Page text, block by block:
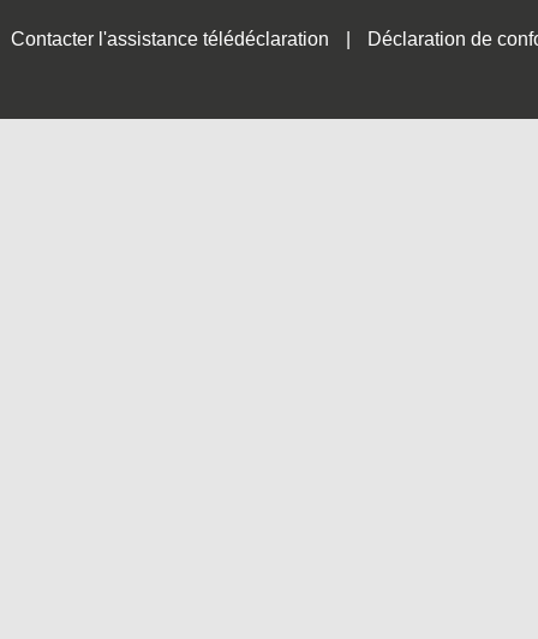
Contacter l'assistance télédéclaration Déclaration de